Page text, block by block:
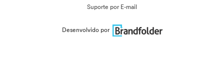
Suporte por E-mail
Desenvolvido por